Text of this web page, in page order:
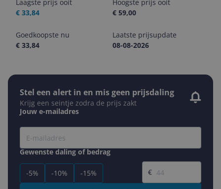
Laagste prijs ooit
€ 33,84
Hoogste prijs ooit
€ 59,00
Goedkoopste nu
€ 33,84
Laatste prijsupdate
08-08-2026
Stel een alert in en mis geen prijsdaling
Krijg een seintje zodra de prijs zakt
Jouw e-mailadres
Gewenste daling of bedrag
-5% -10% -15%
Gewenste prijs
€